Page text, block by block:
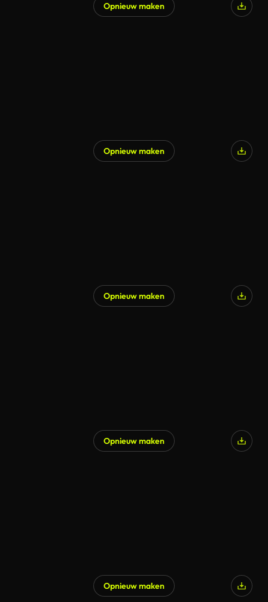
Opnieuw maken
Opnieuw maken
Opnieuw maken
Opnieuw maken
Opnieuw maken